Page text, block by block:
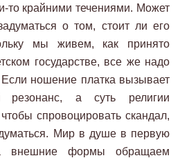
то крайними течениями. Может
о том, стоит ли его
мы живем, как принято
государстве, все же надо
Если ношение платка вызывает
резонанс, а суть религии
спровоцировать скандал,
Мир в душе в первую
формы обращаем